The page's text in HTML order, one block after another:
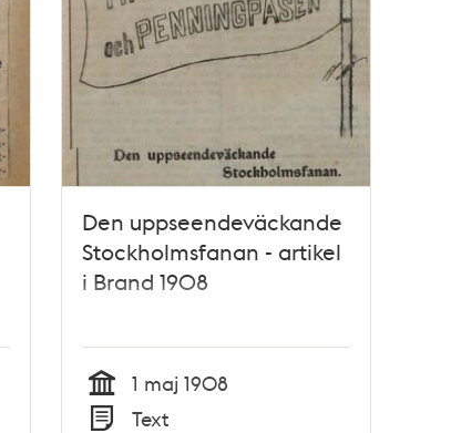
Den uppseendeväckande
Stockholmsfanan - artikel
i Brand 1908
Tid
1 maj 1908
Text